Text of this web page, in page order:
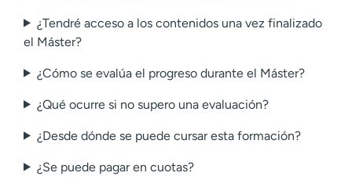
¿Tendré acceso a los contenidos una vez finalizado
el Máster?
¿Cómo se evalúa el progreso durante el Máster?
¿Qué ocurre si no supero una evaluación?
¿Desde dónde se puede cursar esta formación?
¿Se puede pagar en cuotas?